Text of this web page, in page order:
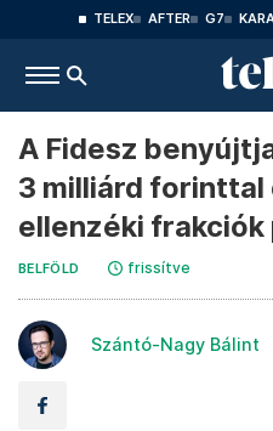
TELEX AFTER G7
A Fidesz
3 milliárd forinttal
ellenzéki frakciók
BELFÖLD frissítve
Szántó-Nagy Bálint